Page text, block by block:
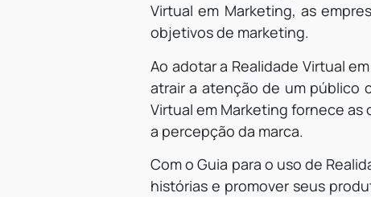
Virtual em Marketing, as
objetivos de marketing.
Ao adotar a Realidade Virtual
atrair a atenção de um público
Virtual em Marketing fornece
a percepção da marca.
Com o Guia para o uso de
histórias e promover seus